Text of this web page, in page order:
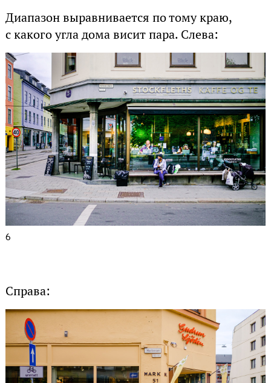
Диапазон выравнивается по тому краю,
с какого угла дома висит пара. Слева:
6
Справа: